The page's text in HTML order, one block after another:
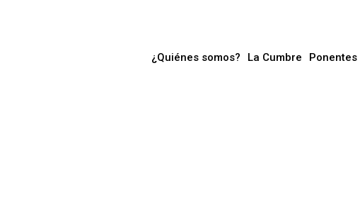
¿Quiénes somos? La Cumbre Ponentes